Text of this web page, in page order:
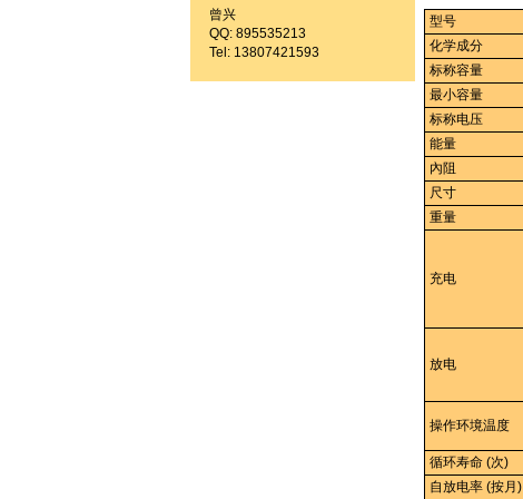
曾兴
QQ: 895535213
Tel: 13807421593
型号
化学成分
标称容量
最小容量
标称电压
能量
內阻
尺寸
重量
充电
放电
操作环境温度
循环寿命 (次)
自放电率 (按月)